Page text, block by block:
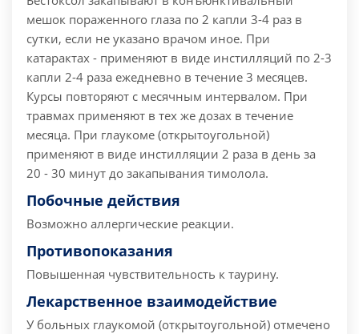
мешок пораженного глаза по 2 капли 3-4 раз в
сутки, если не указано врачом иное. При
катарактах - применяют в виде инстилляций по 2-3
капли 2-4 раза ежедневно в течение 3 месяцев.
Курсы повторяют с месячным интервалом. При
травмах применяют в тех же дозах в течение
месяца. При глаукоме (открытоугольной)
применяют в виде инстилляции 2 раза в день за
20 - 30 минут до закапывания тимолола.
Побочные действия
Возможно аллергические реакции.
Противопоказания
Повышенная чувствительность к таурину.
Лекарственное взаимодействие
У больных глаукомой (открытоугольной) отмечено